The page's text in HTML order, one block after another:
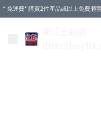
* 免運費* 購買2件產品或以上免費順